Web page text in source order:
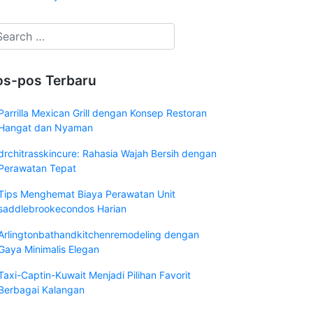
pos Terbaru
Mexican Grill dengan Konsep Restoran
dan Nyaman
Rahasia Wajah Bersih dengan
Tepat
Menghemat Biaya Perawatan Unit
Harian
dengan
Minimalis Elegan
Captin-Kuwait Menjadi Pilihan Favorit
Kalangan